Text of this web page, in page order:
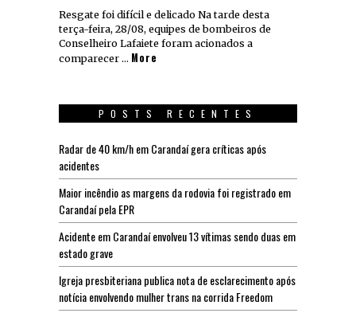
Resgate foi difícil e delicado Na tarde desta
terça-feira, 28/08, equipes de bombeiros de
Conselheiro Lafaiete foram acionados a
comparecer … More
POSTS RECENTES
Radar de 40 km/h em Carandaí gera críticas após
acidentes
Maior incêndio as margens da rodovia foi registrado em
Carandaí pela EPR
Acidente em Carandaí envolveu 13 vítimas sendo duas em
estado grave
Igreja presbiteriana publica nota de esclarecimento após
notícia envolvendo mulher trans na corrida Freedom